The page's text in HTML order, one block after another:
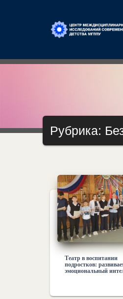
Рубрика:
Театр в воспитании
подростков:
эмоциональный